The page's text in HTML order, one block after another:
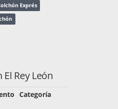
Exprés
Rey León
Categoría